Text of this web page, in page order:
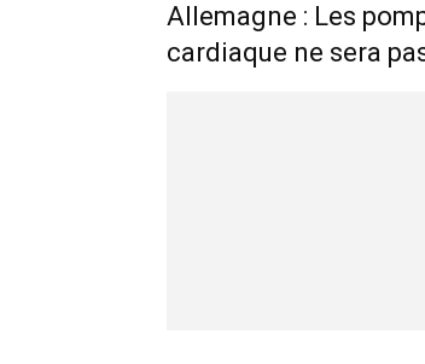
Allemagne : Les
cardiaque ne sera